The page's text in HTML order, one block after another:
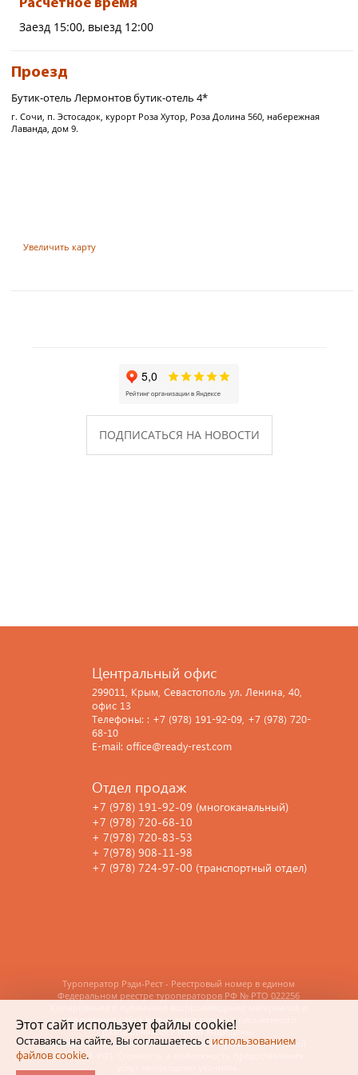
Площадь номера 81 м .
максимум 4 взрослых +
максимум 1 ребенок с 4-х до 11,99
лет
Также можно разместить 1-го
ребенка от 0 до 3,99 лет (без
Расчётное время
Заезд 15:00, выезд 12:00
Проезд
Бутик-отель Лермонтов бутик-отель 4*
г. Сочи, п. Эстосадок, курорт Роза Хутор, Роза Долина 560, набережная
Лаванда, дом 9.
Увеличить карту
ПОДПИСАТЬСЯ НА НОВОСТИ
Центральный офис
299011, Крым, Севастополь ул. Ленина, 40,
офис 13
Телефоны: : +7 (978) 191-92-09, +7 (978) 720-
68-10
E-mail: office@ready-rest.com
Отдел продаж
+7 (978) 191-92-09 (многоканальный)
+7 (978) 720-68-10
+ 7(978) 720-83-53
+ 7(978) 908-11-98
+7 (978) 724-97-00 (транспортный отдел)
Туроператор Рэди-Рест - Реестровый номер в едином
Федеральном реестре туроператоров РФ № РТО 022256
оформления сайта допускается только с письменного
разрешения. Все права защищены.
Указанные на сайте цены не являются публичной офертой
(ст.435 ГК РФ). Стоимость и возможность предоставления
Этот сайт использует файлы cookie!
Оставаясь на сайте, Вы соглашаетесь с использованием
файлов cookie.